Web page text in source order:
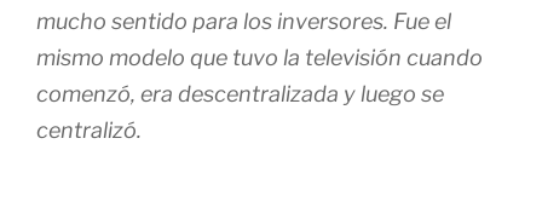
mucho sentido para los inversores. Fue el
mismo modelo que tuvo la televisión cuando
comenzó, era descentralizada y luego se
centralizó.